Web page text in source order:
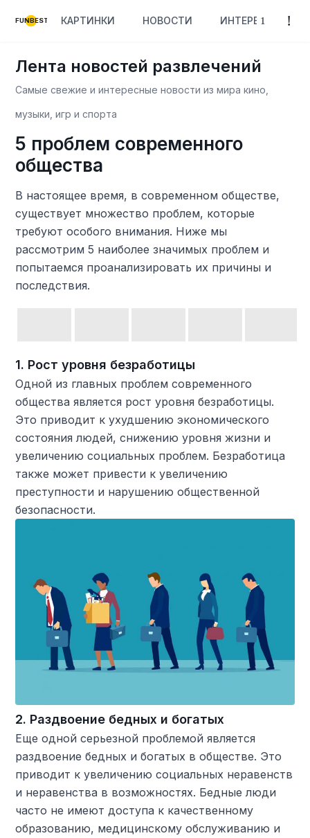
FUNBEST КАРТИНКИ НОВОСТИ ИНТЕРЕСНОЕ
Лента новостей развлечений
Самые свежие и интересные новости из мира кино,
музыки, игр и спорта
5 проблем современного
общества
В настоящее время, в современном обществе,
существует множество проблем, которые
требуют особого внимания. Ниже мы
рассмотрим 5 наиболее значимых проблем и
попытаемся проанализировать их причины и
последствия.
1. Рост уровня безработицы
Одной из главных проблем современного
общества является рост уровня безработицы.
Это приводит к ухудшению экономического
состояния людей, снижению уровня жизни и
увеличению социальных проблем. Безработица
также может привести к увеличению
преступности и нарушению общественной
безопасности.
2. Раздвоение бедных и богатых
Еще одной серьезной проблемой является
раздвоение бедных и богатых в обществе. Это
приводит к увеличению социальных неравенств
и неравенства в возможностях. Бедные люди
часто не имеют доступа к качественному
образованию, медицинскому обслуживанию и